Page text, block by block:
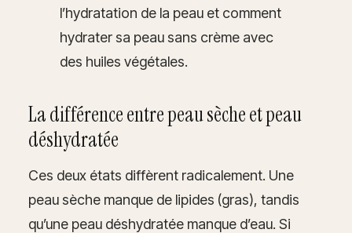
l’hydratation de la peau et comment
hydrater sa peau sans crème avec
des huiles végétales.
La différence entre peau sèche et peau
déshydratée
Ces deux états diffèrent radicalement. Une
peau sèche manque de lipides (gras), tandis
qu’une peau déshydratée manque d’eau. Si